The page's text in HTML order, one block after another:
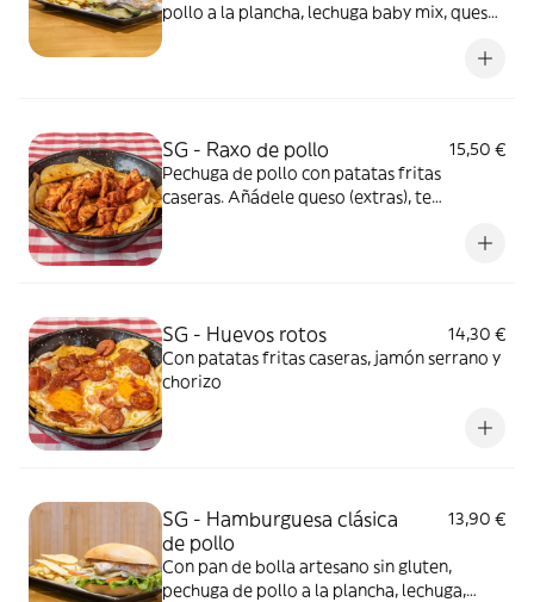
pollo a la plancha, lechuga baby mix, queso
oliva. No incluye patatas... puedes añadirlas
SG - Raxo de pollo
15,50 €
Pechuga de pollo con patatas fritas
caseras. Añádele queso (extras), te
SG - Huevos rotos
14,30 €
Con patatas fritas caseras, jamón serrano y
chorizo
SG - Hamburguesa clásica
de pollo
13,90 €
Con pan de bolla artesano sin gluten,
pechuga de pollo a la plancha, lechuga,